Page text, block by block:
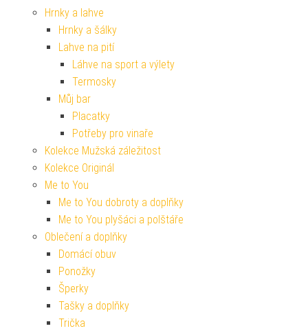
Hrnky a lahve
Hrnky a šálky
Lahve na pití
Láhve na sport a výlety
Termosky
Můj bar
Placatky
Potřeby pro vinaře
Kolekce Mužská záležitost
Kolekce Originál
Me to You
Me to You dobroty a doplňky
Me to You plyšáci a polštáře
Oblečení a doplňky
Domácí obuv
Ponožky
Šperky
Tašky a doplňky
Trička